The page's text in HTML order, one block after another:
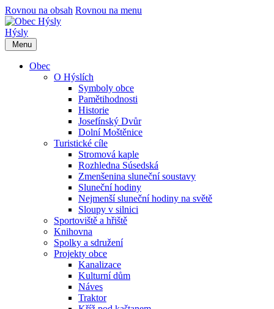
Rovnou na obsah Rovnou na menu
Hýsly
Menu
Obec
O Hýslích
Symboly obce
Pamětihodnosti
Historie
Josefínský Dvůr
Dolní Moštěnice
Turistické cíle
Stromová kaple
Rozhledna Súsedská
Zmenšenina sluneční soustavy
Sluneční hodiny
Nejmenší sluneční hodiny na světě
Sloupy v silnici
Sportoviště a hřiště
Knihovna
Spolky a sdružení
Projekty obce
Kanalizace
Kulturní dům
Náves
Traktor